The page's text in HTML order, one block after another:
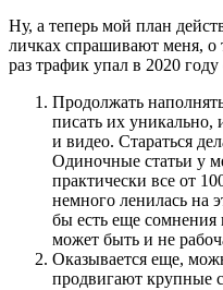
Ну, а теперь мой план
личках спрашивают меня, о
раз трафик упал в 2020
Продолжать
писать их уникально,
и видео. Стараться
Одиночные статьи у
практически все от
немного ленилась на
бы есть еще сомнения
может быть и не
Оказывается еще,
продвигают крупные